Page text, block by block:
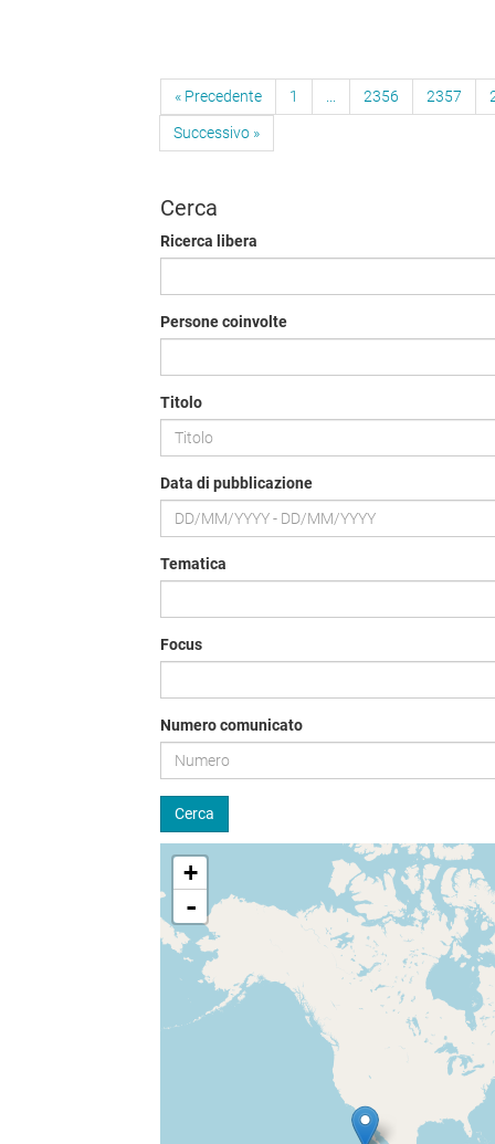
« Precedente 1 2356 2357
Successivo »
Cerca
Ricerca libera
Persone coinvolte
Titolo
Data di pubblicazione
Tematica
Focus
Numero comunicato
Cerca
+
-